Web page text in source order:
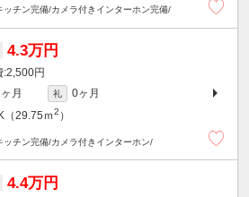
ッチン完備/カメラ付きインターホン完備/
4.3万円
2,500円
月 礼
0ヶ月
（29.75ｍ2 ）
ッチン完備/カメラ付きインターホン/
4.4万円